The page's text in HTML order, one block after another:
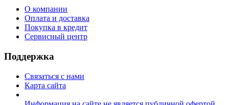
О компании
Оплата и доставка
Покупка в кредит
Сервисный центр
Поддержка
Связаться с нами
Карта сайта